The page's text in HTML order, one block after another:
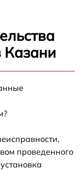
Казани
проведенного